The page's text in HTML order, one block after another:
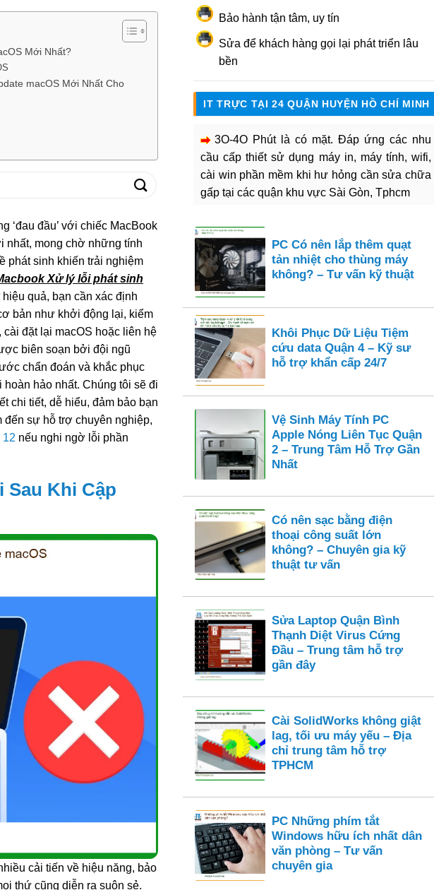
Mới Nhất?
macOS Mới Nhất Cho
‘đau đầu’ với chiếc MacBook
nhất, mong chờ những tính
phát sinh khiến trải nghiệm
Xử lý lỗi phát sinh
hiệu quả, bạn cần xác định
bản như khởi động lại, kiểm
đặt lại macOS hoặc liên hệ
biên soạn bởi đội ngũ
chẩn đoán và khắc phục
hảo nhất. Chúng tôi sẽ đi
chi tiết, dễ hiểu, đảm bảo bạn
đến sự hỗ trợ chuyên nghiệp,
12 nếu nghi ngờ lỗi phần
Sau Khi Cập
cải tiến về hiệu năng, bảo
thứ cũng diễn ra suôn sẻ.
Bảo hành tận tâm, uy tín
Sửa để khách hàng gọi lại phát triển lâu
bền
IT TRỰC TẠI 24 QUẬN HUYỆN HỒ CHÍ MINH
3O-4O Phút là có mặt. Đáp ứng các nhu
cầu cấp thiết sử dụng máy in, máy tính, wifi,
cài win phần mềm khi hư hỏng cần sửa chữa
gấp tại các quận khu vực Sài Gòn, Tphcm
PC Có nên lắp thêm quạt
tản nhiệt cho thùng máy
không? – Tư vấn kỹ thuật
Khôi Phục Dữ Liệu Tiệm
cứu data Quận 4 – Kỹ sư
hỗ trợ khẩn cấp 24/7
Vệ Sinh Máy Tính PC
Apple Nóng Liên Tục Quận
2 – Trung Tâm Hỗ Trợ Gần
Nhất
Có nên sạc bằng điện
thoại công suất lớn
không? – Chuyên gia kỹ
thuật tư vấn
Sửa Laptop Quận Bình
Thạnh Diệt Virus Cứng
Đầu – Trung tâm hỗ trợ
gần đây
Cài SolidWorks không giật
lag, tối ưu máy yếu – Địa
chỉ trung tâm hỗ trợ
TPHCM
PC Những phím tắt
Windows hữu ích nhất dân
văn phòng – Tư vấn
chuyên gia